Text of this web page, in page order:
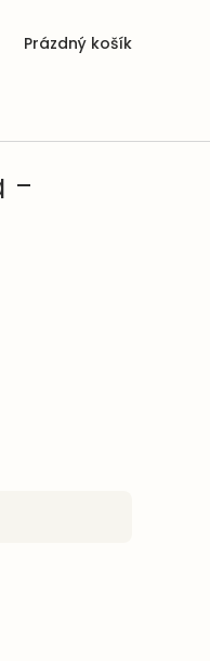
Nákupní
Prázdný košík
-